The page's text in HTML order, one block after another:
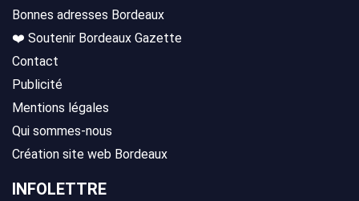
Bonnes adresses Bordeaux
❤️ Soutenir Bordeaux Gazette
Contact
Publicité
Mentions légales
Qui sommes-nous
Création site web Bordeaux
INFOLETTRE